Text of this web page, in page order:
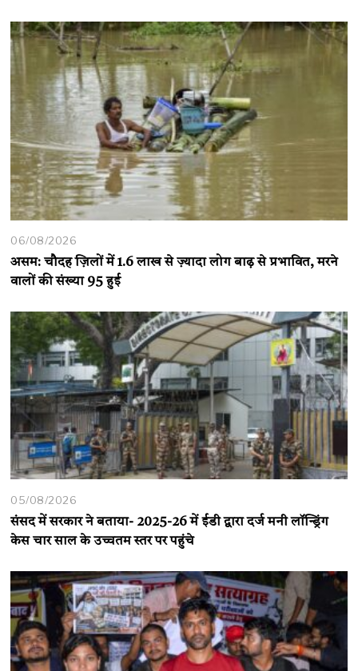
06/08/2026
असम: चौदह ज़िलों में 1.6 लाख से ज़्यादा लोग बाढ़ से प्रभावित, मरने
वालों की संख्या 95 हुई
05/08/2026
संसद में सरकार ने बताया- 2025-26 में ईडी द्वारा दर्ज मनी लॉन्ड्रिंग
केस चार साल के उच्चतम स्तर पर पहुंचे